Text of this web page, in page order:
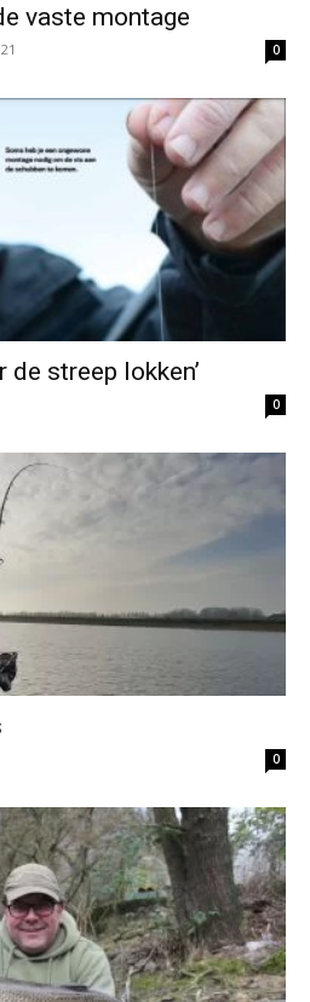
vaste montage
0
de streep lokken’
0
0